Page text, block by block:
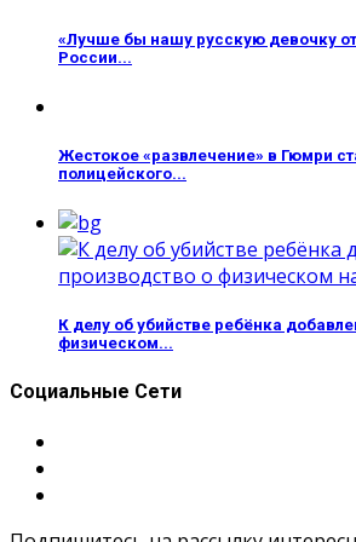
«Лучше бы нашу русскую девочку
России...
Жестокое «развлечение» в Гюмри
полицейского...
К делу об убийстве ребёнка
физическом...
Социальные Сети